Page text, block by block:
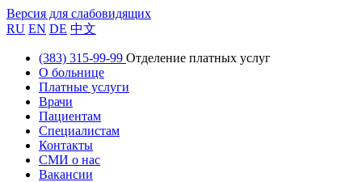
Версия для слабовидящих
RU EN DE 中文
(383) 315-99-99 Отделение платных услуг
О больнице
Платные услуги
Врачи
Пациентам
Специалистам
Контакты
СМИ о нас
Вакансии